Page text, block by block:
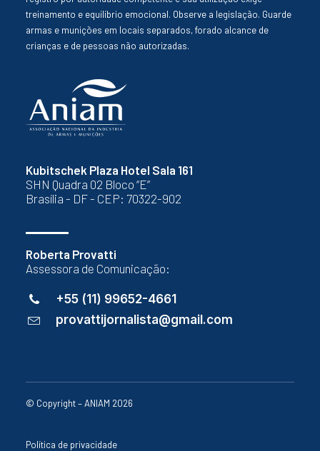
Kubitschek Plaza Hotel Sala 161
SHN Quadra 02 Bloco “E”
Brasília - DF - CEP: 70322-902
Roberta Provatti
Assessora de Comunicação:
+55 (11) 99652-4661
provattijornalista@gmail.com
treinamento e equilíbrio emocional. Observe a legislação. Guarde
armas e munições em locais separados, forado alcance de
crianças e de pessoas não autorizadas.
© Copyright – ANIAM 2026
Política de privacidade